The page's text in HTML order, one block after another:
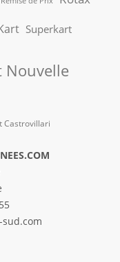
Superkart
Nouvelle
Castrovillari